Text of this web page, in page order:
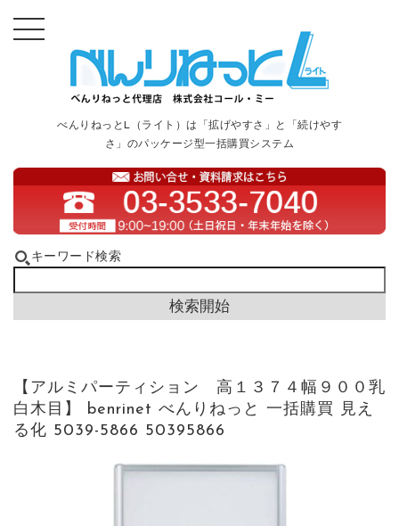
べんりねっとL（ライト）は「拡げやすさ」と「続けやす
さ」のパッケージ型一括購買システム
キーワード検索
【アルミパーティション 高１３７４幅９００乳
白木目】 benrinet べんりねっと 一括購買 見え
る化 5039-5866 50395866